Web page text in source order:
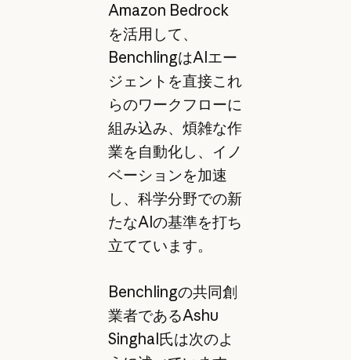
Amazon Bedrock
を活用して、
BenchlingはAIエー
ジェントを直接これ
らのワークフローに
組み込み、煩雑な作
業を自動化し、イノ
ベーションを加速
し、科学分野での新
たなAIの基準を打ち
立てています。
Benchlingの共同創
業者であるAshu
Singhal氏は次のよ